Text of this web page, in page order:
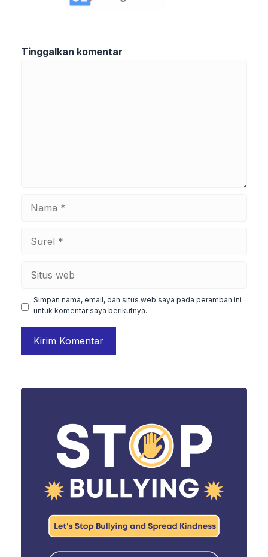
Tinggalkan komentar
Simpan nama, email, dan situs web saya pada peramban ini
untuk komentar saya berikutnya.